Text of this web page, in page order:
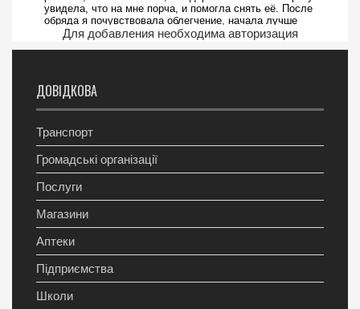
Для добавления необходима авторизация
ДОВІДКОВА
Транспорт
Громадські організації
Послуги
Магазини
Аптеки
Підприємства
Школи